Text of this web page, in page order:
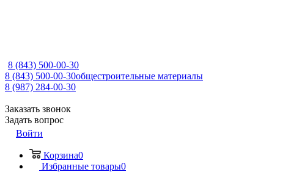
8 (843) 500-00-30
8 (843) 500-00-30общестроительные материалы
8 (987) 284-00-30
Заказать звонок
Задать вопрос
Войти
Корзина0
Избранные товары0